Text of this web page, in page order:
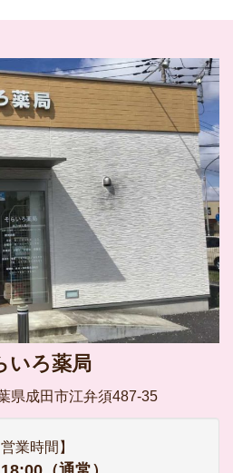
いろ薬局
県成田市江弁須487-35
営業時間】